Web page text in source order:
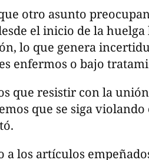
otro asunto
el inicio de la
lo que genera
enfermos o bajo
que resistir con la
que se siga
a los artículos